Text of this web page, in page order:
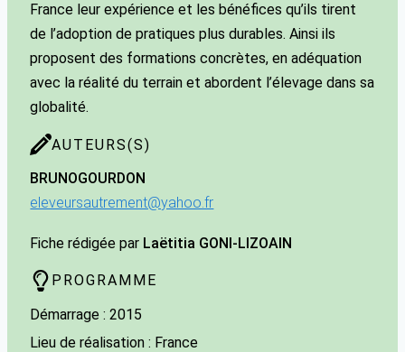
France leur expérience et les bénéfices qu’ils tirent
de l’adoption de pratiques plus durables. Ainsi ils
proposent des formations concrètes, en adéquation
avec la réalité du terrain et abordent l’élevage dans sa
globalité.
AUTEURS(S)
BRUNOGOURDON
eleveursautrement@yahoo.fr
Fiche rédigée par Laëtitia GONI-LIZOAIN
PROGRAMME
Démarrage : 2015
Lieu de réalisation : France